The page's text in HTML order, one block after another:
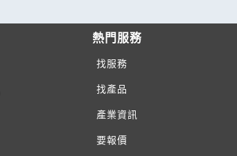
熱門服務
找服務
找產品
產業資訊
要報價